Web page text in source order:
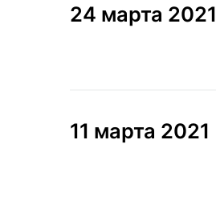
24 марта 2021
11 марта 2021